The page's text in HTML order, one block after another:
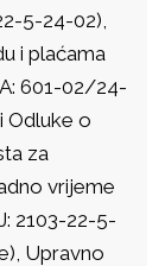
5-24-02),
i plaćama
601-02/24-
Odluke o
za
vrijeme
2103-22-5-
Upravno